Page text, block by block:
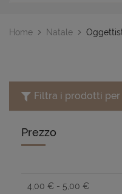
Home Natale
Filtra i prodotti per
Prezzo
4,00 € - 5,00 €